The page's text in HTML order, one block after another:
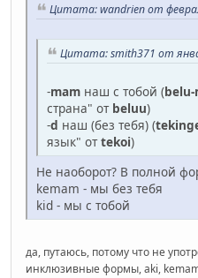
Цитата: wandrien от
Цитата: smith371 от
-mam наш с тобой (
страна" от beluu)
-d наш (без тебя) (
язык" отtekoi)
Не наоборот? В полной
kemam - мы без тебя
kid - мы с тобой
да, путаюсь, потому что не
инклюзивные формы, aki,